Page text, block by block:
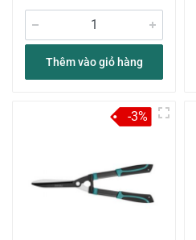
Thêm vào giỏ hàng
-3%